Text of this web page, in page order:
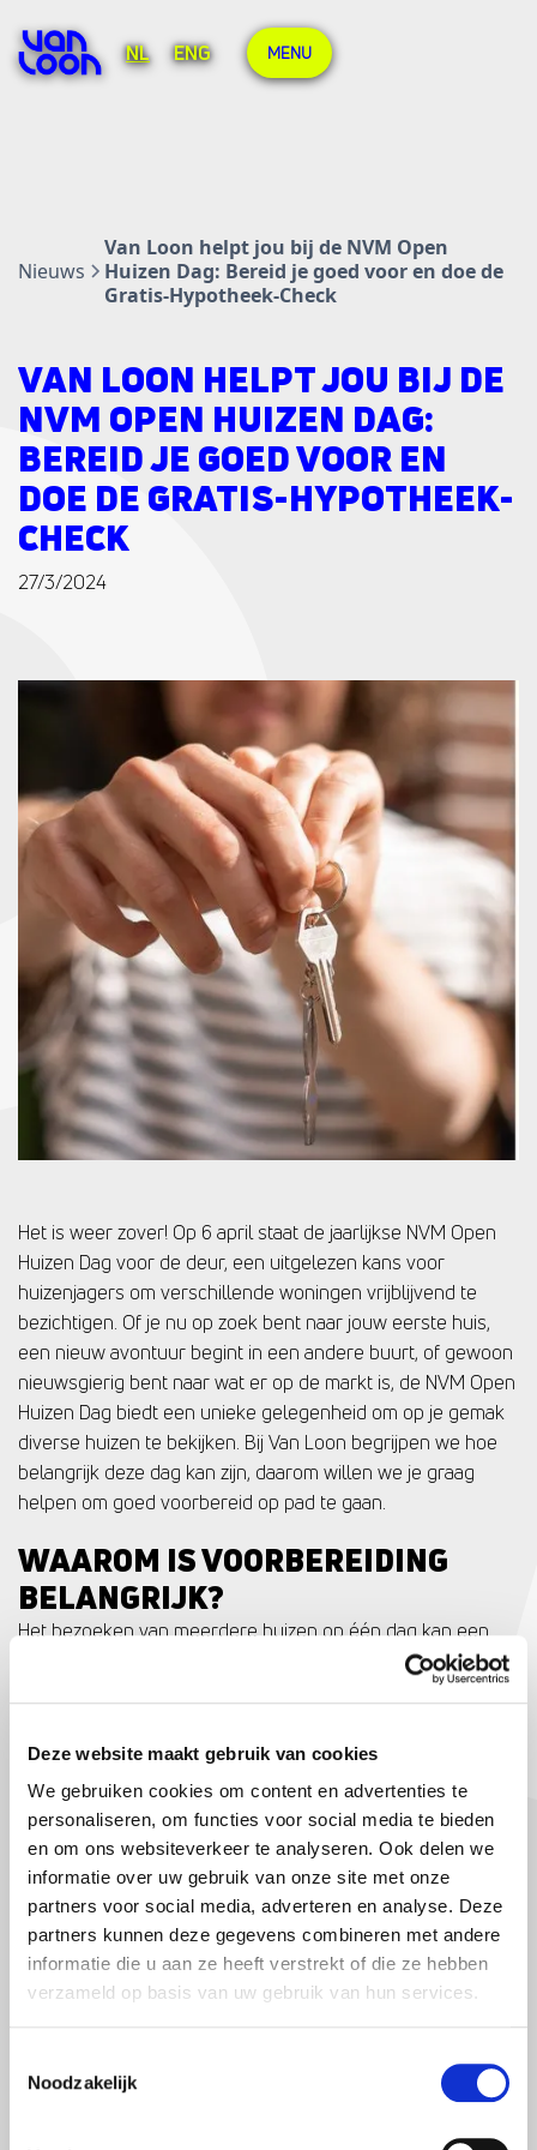
Deze website maakt gebruik van cookies
We gebruiken cookies om content en advertenties te
personaliseren, om functies voor social media te bieden
en om ons websiteverkeer te analyseren. Ook delen we
informatie over uw gebruik van onze site met onze
partners voor social media, adverteren en analyse. Deze
partners kunnen deze gegevens combineren met andere
informatie die u aan ze heeft verstrekt of die ze hebben
verzameld op basis van uw gebruik van hun services.
Noodzakelijk
NL ENG MENU
Nieuws
Van Loon helpt jou bij de NVM Open
Huizen Dag: Bereid je goed voor en doe de
Gratis-Hypotheek-Check
VAN LOON HELPT JOU BIJ DE
NVM OPEN HUIZEN DAG:
BEREID JE GOED VOOR EN
DOE DE GRATIS-HYPOTHEEK-
CHECK
27/3/2024
Het is weer zover! Op 6 april staat de jaarlijkse NVM Open
Huizen Dag voor de deur, een uitgelezen kans voor
huizenjagers om verschillende woningen vrijblijvend te
bezichtigen. Of je nu op zoek bent naar jouw eerste huis,
een nieuw avontuur begint in een andere buurt, of gewoon
nieuwsgierig bent naar wat er op de markt is, de NVM Open
Huizen Dag biedt een unieke gelegenheid om op je gemak
diverse huizen te bekijken. Bij Van Loon begrijpen we hoe
belangrijk deze dag kan zijn, daarom willen we je graag
helpen om goed voorbereid op pad te gaan.
WAAROM IS VOORBEREIDING
BELANGRIJK?
Het bezoeken van meerdere huizen op één dag kan een
uitdagende taak zijn. Een goede planning is dus belangrijk.
Door van tevoren een plan te maken en alle wensen en
gaan naar een woning die bij je past. Maak een lijstje van
belangrijke criteria zoals locatie, grootte, budget en
voorzieningen, zodat je tijdens de bezichtigingen kan
beoordelen of een woning aan de eisen voldoet.
Wij snappen dat zo’n plan maken lastig is. Van Loon helpt
jou daarom graag.
GRATIS-HYPOTHEEK-CHECK BIJ VAN
Onderdeel van die voorbereiding is weten wat jouw budget
is. Daarom bieden we nu de Gratis-Hypotheek-Check aan.